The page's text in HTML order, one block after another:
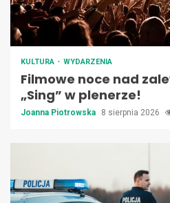
KULTURA WYDARZENIA
Filmowe noce nad
„Sing” w plenerze!
Joanna Piotrowska 8 sierpnia 2026